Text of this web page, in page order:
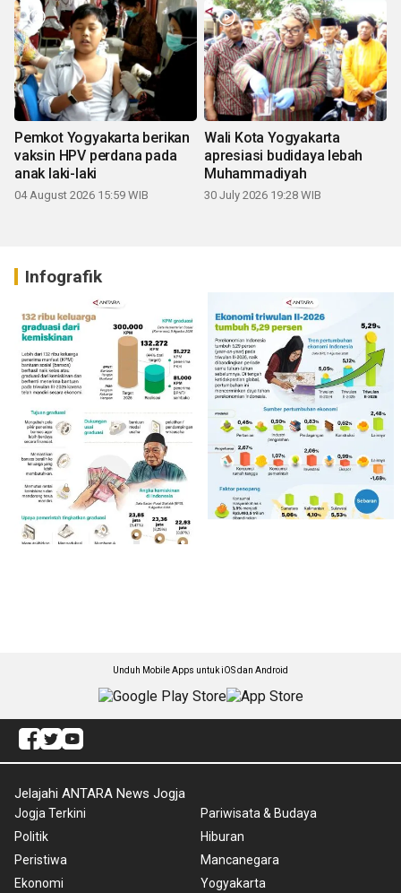
Pemkot Yogyakarta berikan
vaksin HPV perdana pada
anak laki-laki
04 August 2026 15:59 WIB
Wali Kota Yogyakarta
apresiasi budidaya lebah
Muhammadiyah
30 July 2026 19:28 WIB
Infografik
Unduh Mobile Apps untuk iOS dan Android
Jelajahi ANTARA News Jogja
Jogja Terkini
Politik
Peristiwa
Ekonomi
Pariwisata & Budaya
Hiburan
Mancanegara
Yogyakarta